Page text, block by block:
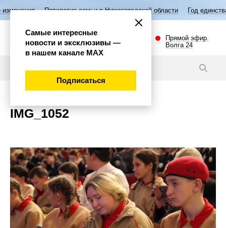
Пятилетие семьи в Нижегородской области Год
Прямой эфир.
Волга 24
IMG_1052
Самые интересные
новости и эксклюзивы —
в нашем канале МАХ
Подписаться